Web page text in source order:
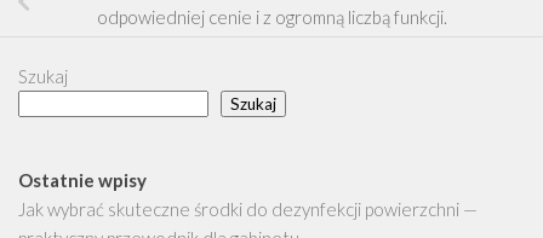
odpowiedniej cenie i z ogromną liczbą funkcji.
Szukaj
Szukaj
Ostatnie wpisy
Jak wybrać skuteczne środki do dezynfekcji powierzchni —